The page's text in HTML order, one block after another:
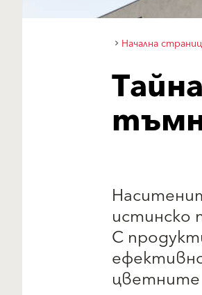
Начална
истинско
С
цветните